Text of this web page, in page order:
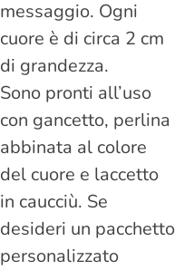
messaggio. Ogni
cuore è di circa 2 cm
di grandezza.
Sono pronti all’uso
con gancetto, perlina
abbinata al colore
del cuore e laccetto
in caucciù. Se
desideri un pacchetto
personalizzato